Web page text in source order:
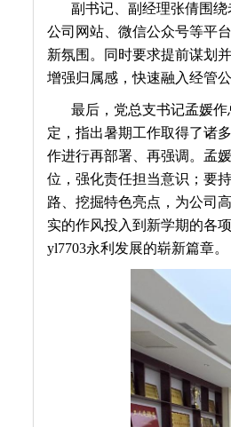
副书记、副经理张倩围绕
公司网站、微信公众号等平
新氛围。同时要求提前谋划
增强归属感，快速融入经管
最后，党总支书记孟媛
定，指出暑期工作取得了诸
作进行再部署、再强调。孟
位，强化责任担当意识；要
路、挖掘特色亮点，为公司
实的作风投入到新学期的各
yl7703永利发展的崭新篇章。